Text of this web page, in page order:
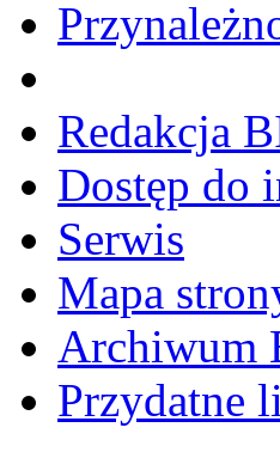
Redakcja
Dostęp do
Serwis
Mapa
Archiwum
Przydatne